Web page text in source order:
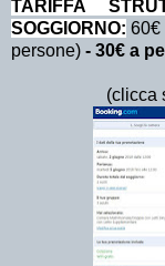
TA RIFFA
SOGGIORNO: 60€
persone) - 30€ a
(clicca